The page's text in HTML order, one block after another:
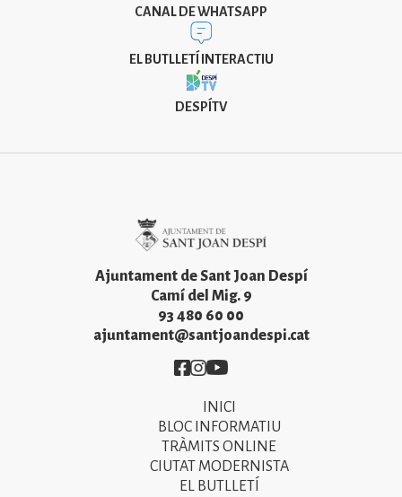
CANAL DE WHATSAPP
EL BUTLLETÍ INTERACTIU
DESPÍTV
Ajuntament de Sant Joan Despí
Camí del Mig. 9
93 480 60 00
ajuntament@santjoandespi.cat
Imatge
Imatge
Imatge
INICI
BLOC INFORMATIU
TRÀMITS ONLINE
CIUTAT MODERNISTA
EL BUTLLETÍ